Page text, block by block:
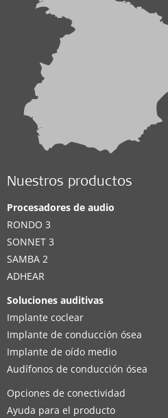
Nuestros productos
Procesadores de audio
RONDO 3
SONNET 3
SAMBA 2
ADHEAR
Soluciones auditivas
Implante coclear
Implante de conducción ósea
Implante de oído medio
Audífonos de conducción ósea
Opciones de conectividad
Ayuda para el producto